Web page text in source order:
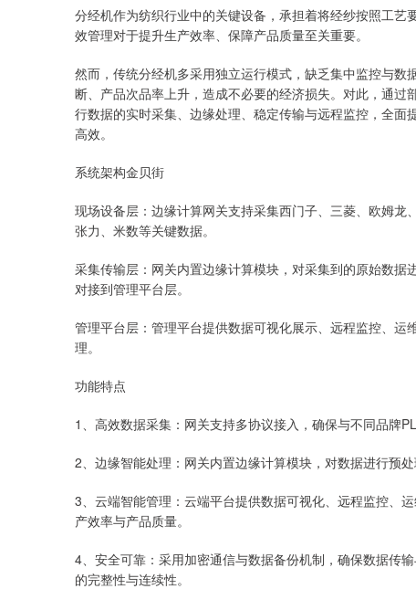
分经机作为纺织行业中的关键设备，承担着将经纱按照工
效管理对于提升生产效率、保障产品质量至关重要。
然而，传统分经机多采用独立运行模式，缺乏集中监控与
断、产品次品率上升，造成不必要的经济损失。对此，通
行数据的实时采集、边缘处理、稳定传输与远程监控，全
高效。
系统架构金贝街
现场设备层：边缘计算网关支持采集西门子、三菱、欧姆
张力、米数等关键数据。
采集传输层：网关内置边缘计算模块，对采集到的原始数据
对接到管理平台层。
管理平台层：管理平台提供数据可视化展示、远程监控、
理。
功能特点
1、高效数据采集：网关支持多协议接入，确保与不同品牌
2、边缘智能处理：网关内置边缘计算模块，对数据进行预
3、云端智能管理：云端平台提供数据可视化、远程监控、
产效率与产品质量。
4、安全可靠：采用加密通信与数据备份机制，确保数据传
的完整性与连续性。
0.57% 深证成指 14110.12 -34.08 -